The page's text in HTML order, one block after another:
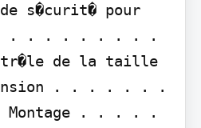
s�curit� pour
. . . . . . . . .
de la taille
. . . . . . .
. . . . .